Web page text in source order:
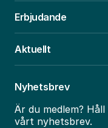
Erbjudande
Aktuellt
Nyhetsbrev
Är du medlem?
vårt nyhetsbrev.